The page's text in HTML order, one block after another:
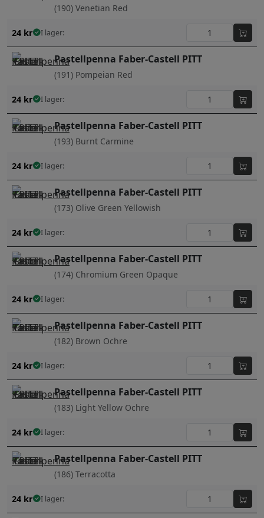
(190) Venetian Red
24 kr I lager:
Pastellpenna Faber-Castell PITT
(191) Pompeian Red
24 kr I lager:
Pastellpenna Faber-Castell PITT
(193) Burnt Carmine
24 kr I lager:
Pastellpenna Faber-Castell PITT
(173) Olive Green Yellowish
24 kr I lager:
Pastellpenna Faber-Castell PITT
(174) Chromium Green Opaque
24 kr I lager:
Pastellpenna Faber-Castell PITT
(182) Brown Ochre
24 kr I lager:
Pastellpenna Faber-Castell PITT
(183) Light Yellow Ochre
24 kr I lager:
Pastellpenna Faber-Castell PITT
(186) Terracotta
24 kr I lager: